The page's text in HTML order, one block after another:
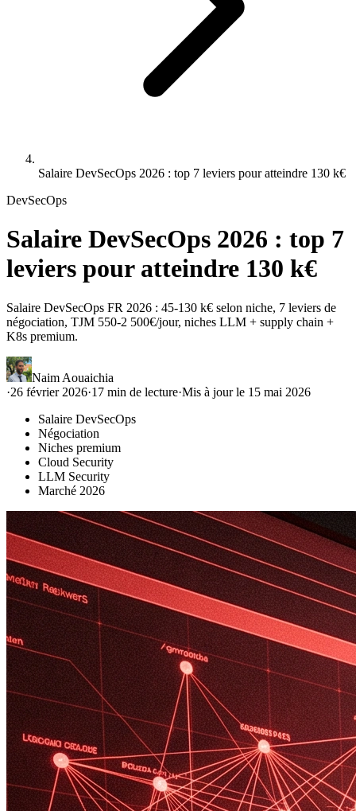
Salaire DevSecOps 2026 : top 7 leviers pour atteindre 130 k€
DevSecOps
Salaire DevSecOps 2026 : top 7
leviers pour atteindre 130 k€
Salaire DevSecOps FR 2026 : 45-130 k€ selon niche, 7 leviers de
négociation, TJM 550-2 500€/jour, niches LLM + supply chain +
K8s premium.
Naim Aouaichia
·26 février 2026·17 min de lecture·Mis à jour le 15 mai 2026
Salaire DevSecOps
Négociation
Niches premium
Cloud Security
LLM Security
Marché 2026